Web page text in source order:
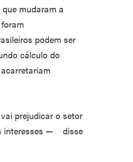
mudaram a
podem ser
cálculo do
prejudicar o setor
interesses — disse